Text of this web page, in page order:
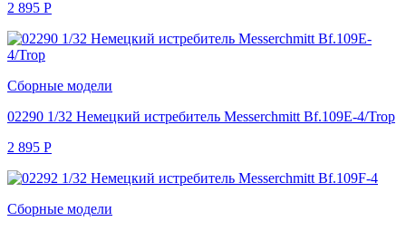
2 895 Р
Сборные модели
02290 1/32 Немецкий истребитель Messerchmitt Bf.109E-4/Trop
2 895 Р
Сборные модели